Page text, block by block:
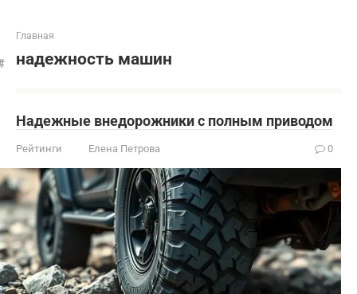
Главная
надежность машин
Надежные внедорожники с полным приводом
Рейтинги Елена Петрова 0